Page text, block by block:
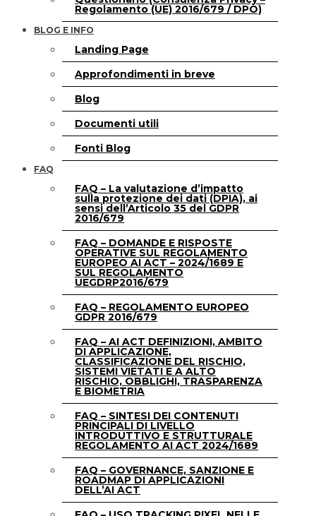
Regolamento (UE) 2016/679 / DPO)
BLOG E INFO
Landing Page
Approfondimenti in breve
Blog
Documenti utili
Fonti Blog
FAQ
FAQ – La valutazione d’impatto
sulla protezione dei dati (DPIA), ai
sensi dell’Articolo 35 del GDPR
2016/679
FAQ – DOMANDE E RISPOSTE
OPERATIVE SUL REGOLAMENTO
EUROPEO AI ACT – 2024/1689 E
SUL REGOLAMENTO
UEGDRP2016/679
FAQ – REGOLAMENTO EUROPEO
GDPR 2016/679
FAQ – AI ACT DEFINIZIONI, AMBITO
DI APPLICAZIONE,
CLASSIFICAZIONE DEL RISCHIO,
SISTEMI VIETATI E A ALTO
RISCHIO, OBBLIGHI, TRASPARENZA
E BIOMETRIA
FAQ – SINTESI DEI CONTENUTI
PRINCIPALI DI LIVELLO
INTRODUTTIVO E STRUTTURALE
REGOLAMENTO AI ACT 2024/1689
FAQ – GOVERNANCE, SANZIONE E
ROADMAP DI APPLICAZIONI
DELL’AI ACT